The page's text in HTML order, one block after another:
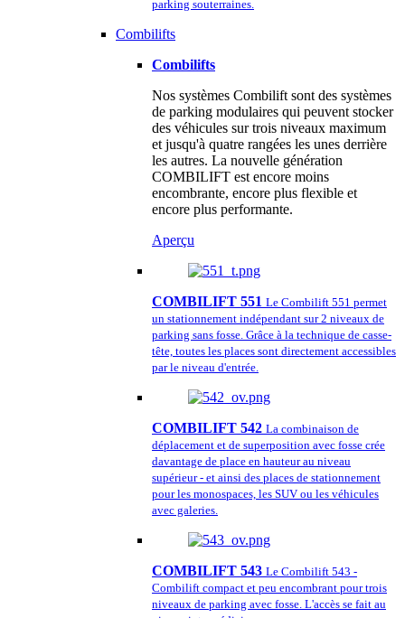
parking souterraines.
Combilifts
Combilifts
Nos systèmes Combilift sont des systèmes
de parking modulaires qui peuvent stocker
des véhicules sur trois niveaux maximum
et jusqu'à quatre rangées les unes derrière
les autres. La nouvelle génération
COMBILIFT est encore moins
encombrante, encore plus flexible et
encore plus performante.
Aperçu
COMBILIFT 551 Le Combilift 551 permet
un stationnement indépendant sur 2 niveaux de
parking sans fosse. Grâce à la technique de casse-
tête, toutes les places sont directement accessibles
par le niveau d'entrée.
COMBILIFT 542 La combinaison de
déplacement et de superposition avec fosse crée
davantage de place en hauteur au niveau
supérieur - et ainsi des places de stationnement
pour les monospaces, les SUV ou les véhicules
avec galeries.
COMBILIFT 543 Le Combilift 543 -
Combilift compact et peu encombrant pour trois
niveaux de parking avec fosse. L'accès se fait au